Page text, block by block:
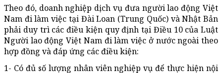
Theo đó, doanh nghiệp dịch vụ đưa người lao động Việt
Nam đi làm việc tại Đài Loan (Trung Quốc) và Nhật Bản
phải duy trì các điều kiện quy định tại Điều 10 của Luật
Người lao động Việt Nam đi làm việc ở nước ngoài theo
hợp đồng và đáp ứng các điều kiện:
1- Có đủ số lượng nhân viên nghiệp vụ để thực hiện nội